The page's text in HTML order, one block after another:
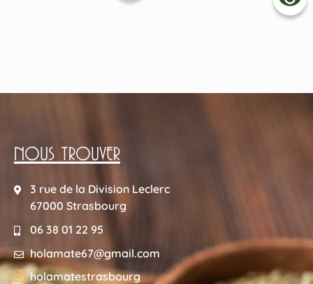
NOUS TROUVER
3 rue de la Division Leclerc
67000 Strasbourg
06 38 01 22 95
holamate67@gmail.com
holamatestrasbourg